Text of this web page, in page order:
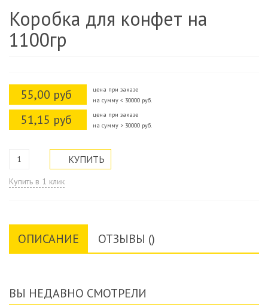
Коробка для конфет на
1100гр
55,00 руб
цена при заказе
на сумму < 30000 руб.
51,15 руб
цена при заказе
на сумму > 30000 руб.
Купить в 1 клик
ОПИСАНИЕ ОТЗЫВЫ ()
ВЫ НЕДАВНО СМОТРЕЛИ